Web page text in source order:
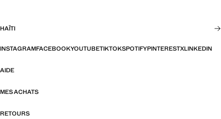
HAÏTI
INSTAGRAMFACEBOOKYOUTUBETIKTOKSPOTIFYPINTERESTXLINKEDIN
AIDE
MES ACHATS
RETOURS